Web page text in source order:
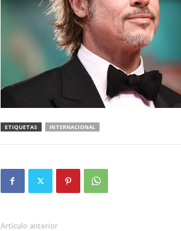
ETIQUETAS INTERNACIONAL
Artículo anterior